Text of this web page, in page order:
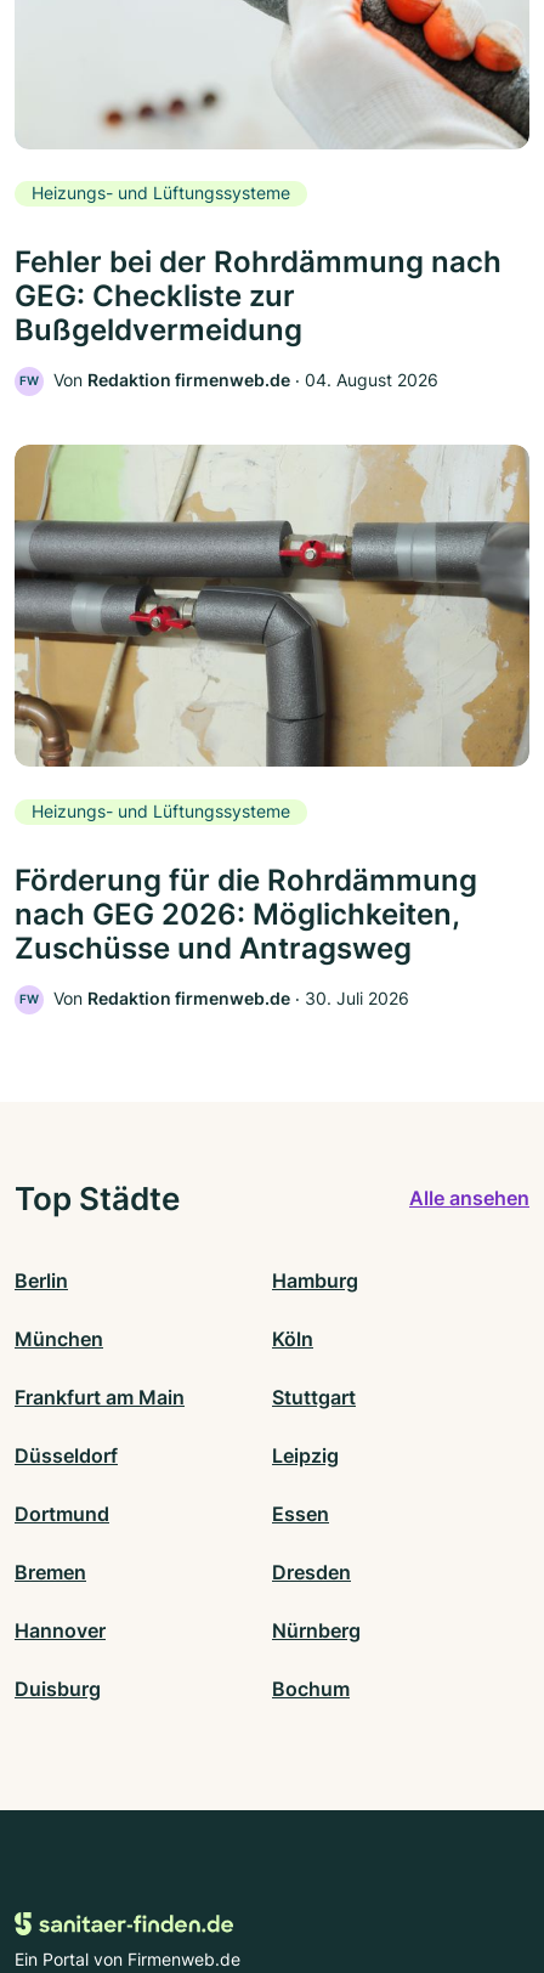
Heizungs- und Lüftungssysteme
Fehler bei der Rohrdämmung nach
GEG: Checkliste zur
Bußgeldvermeidung
FW Von Redaktion firmenweb.de ‧ 04. August 2026
Heizungs- und Lüftungssysteme
Förderung für die Rohrdämmung
nach GEG 2026: Möglichkeiten,
Zuschüsse und Antragsweg
FW Von Redaktion firmenweb.de ‧ 30. Juli 2026
Top Städte Alle ansehen
Berlin Hamburg
München Köln
Frankfurt am Main Stuttgart
Düsseldorf Leipzig
Dortmund Essen
Bremen Dresden
Hannover Nürnberg
Duisburg Bochum
Ein Portal von Firmenweb.de